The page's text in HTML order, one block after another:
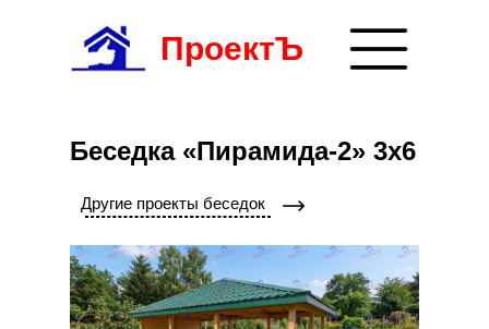
8 (8352) 38-99-26
55
пн - пт: 9:00 до 18:00
сб.: 9:00 до 16:00
проспект И. Яковлева д.
(с левого торца здания)
ПроектЪ
Беседка «Пирамида-2» 3x6
Другие проекты беседок